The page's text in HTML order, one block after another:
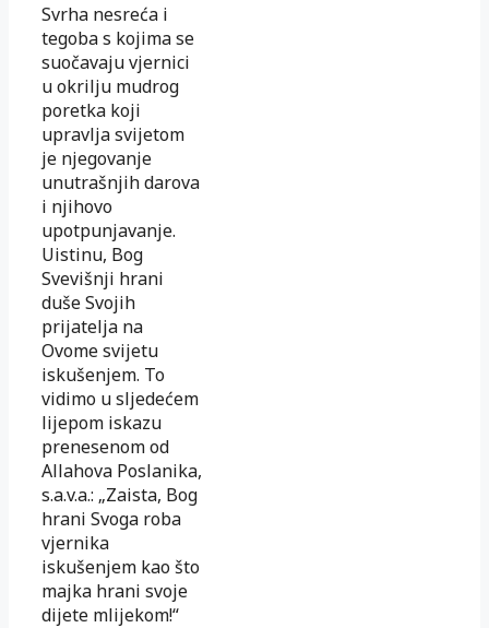
Svrha nesreća i
tegoba s kojima se
suočavaju vjernici
u okrilju mudrog
poretka koji
upravlja svijetom
je njegovanje
unutrašnjih darova
i njihovo
upotpunjavanje.
Uistinu, Bog
Svevišnji hrani
duše Svojih
prijatelja na
Ovome svijetu
iskušenjem. To
vidimo u sljedećem
lijepom iskazu
prenesenom od
Allahova Poslanika,
s.a.v.a.: „Zaista, Bog
hrani Svoga roba
vjernika
iskušenjem kao što
majka hrani svoje
dijete mlijekom!“